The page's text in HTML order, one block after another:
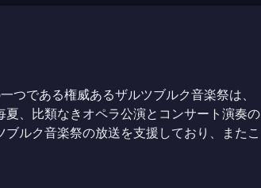
つである権威あるザルツブルク音楽祭は、
、比類なきオペラ公演とコンサート演奏の
ルク音楽祭の放送を支援しており、またこ